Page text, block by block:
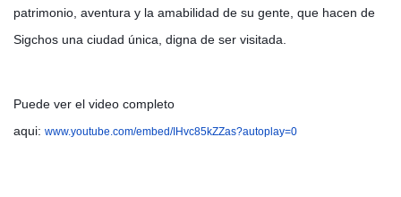
patrimonio, aventura y la amabilidad de su gente, que hacen de
Sigchos una ciudad única, digna de ser visitada.
Puede ver el video completo
aqui: www.youtube.com/embed/IHvc85kZZas?autoplay=0